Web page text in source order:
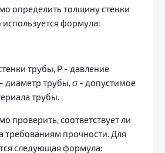
определить толщину стенки
используется формула:
трубы, P - давление
диаметр трубы, σ - допустимое
трубы.
проверить, соответствует ли
требованиям прочности. Для
следующая формула: